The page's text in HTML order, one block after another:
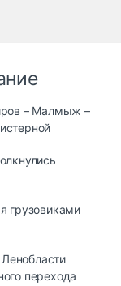
– Малмыж –
грузовиками
перехода